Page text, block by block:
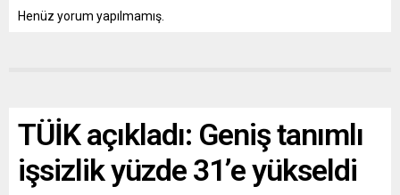
Henüz yorum yapılmamış.
TÜİK açıkladı: Geniş tanımlı
işsizlik yüzde 31’e yükseldi